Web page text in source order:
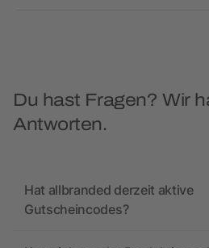
Du hast Fragen? Wir
Antworten.
Hat allbranded derzeit aktive
Gutscheincodes?